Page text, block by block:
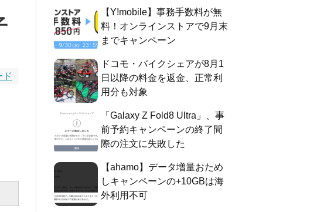
ド
【Y!mobile】事務手数料が無
料！オンラインストアで9月末
までキャンペーン
ドコモ・バイクシェアが8月1
日以降の料金を返金、正常利
用分も対象
「Galaxy Z Fold8 Ultra」、事
前予約キャンペーンの終了間
際の注文に失敗した
【ahamo】データ増量おため
しキャンペーンの+10GBは海
外利用不可